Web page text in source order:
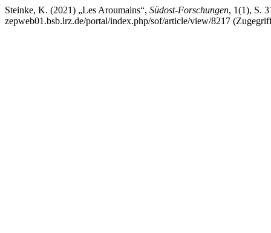
Steinke, K. (2021) „Les Aroumains“, Südost-Forschungen, 1(1), S.
zepweb01.bsb.lrz.de/portal/index.php/sof/article/view/8217